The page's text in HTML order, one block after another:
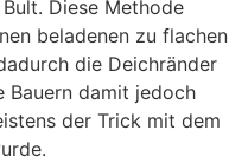
Diese Methode
beladenen zu flachen
die Deichränder
Bauern damit jedoch
der Trick mit dem